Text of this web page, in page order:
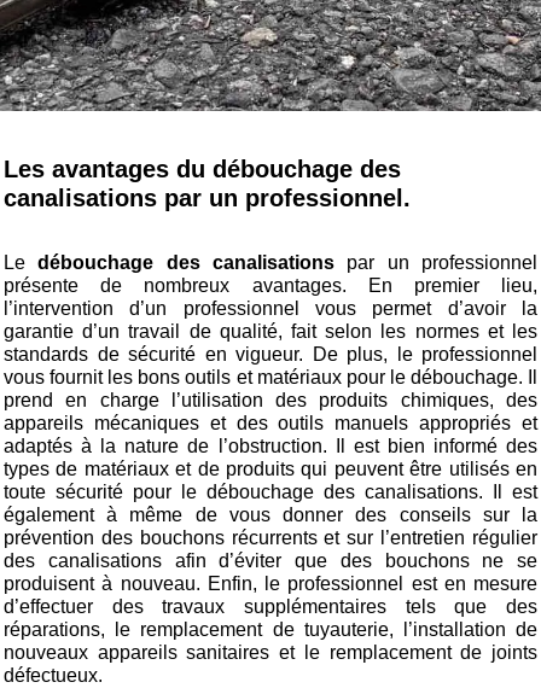
Les avantages du débouchage des
canalisations par un professionnel.
Ledébouchage des canalisations par un professionnel
présente de nombreux avantages. En premier lieu,
l’intervention d’un professionnel vous permet d’avoir la
garantie d’un travail de qualité, fait selon les normes et les
standards de sécurité en vigueur. De plus, le professionnel
vous fournit les bons outils et matériaux pour le débouchage. Il
prend en charge l’utilisation des produits chimiques, des
appareils mécaniques et des outils manuels appropriés et
adaptés à la nature de l’obstruction. Il est bien informé des
types de matériaux et de produits qui peuvent être utilisés en
toute sécurité pour le débouchage des canalisations. Il est
également à même de vous donner des conseils sur la
prévention des bouchons récurrents et sur l’entretien régulier
des canalisations afin d’éviter que des bouchons ne se
produisent à nouveau. Enfin, le professionnel est en mesure
d’effectuer des travaux supplémentaires tels que des
réparations, le remplacement de tuyauterie, l’installation de
nouveaux appareils sanitaires et le remplacement de joints
défectueux.